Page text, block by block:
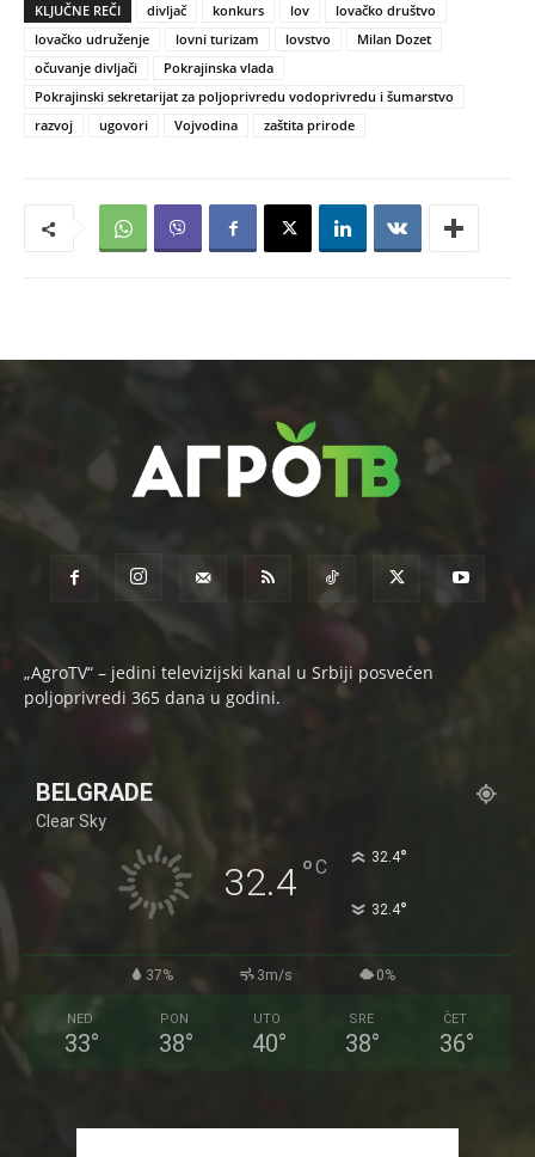
KLJUČNE REČI divljač konkurs lov
lovačko društvo
lovačko udruženje
lovni turizam lovstvo
Milan Dozet
očuvanje divljači
Pokrajinska vlada
Pokrajinski sekretarijat za poljoprivredu vodoprivredu i šumarstvo
razvoj
ugovori Vojvodina zaštita prirode
„AgroTV“ – jedini televizijski kanal u Srbiji posvećen
poljoprivredi 365 dana u godini.
BELGRADE
Clear Sky
32.4°C 32.4°
32.4°
37% 3m/s 0%
NED
33°
PON
38°
UTO
40°
SRE
38°
ČET
36°